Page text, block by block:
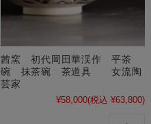
茜窯 初代岡田華渓作 平茶
碗 抹茶碗 茶道具 女流陶
芸家
¥58,000(税込 ¥63,800)